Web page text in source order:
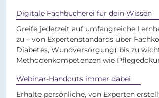
Digitale Fachbücherei für dein Wissen
Greife jederzeit auf umfangreiche
zu – von Expertenstandards über
Diabetes, Wundversorgung) bis zu
Methodenkompetenzen wie
Webinar-Handouts immer dabei
Erhalte persönliche, von Experten